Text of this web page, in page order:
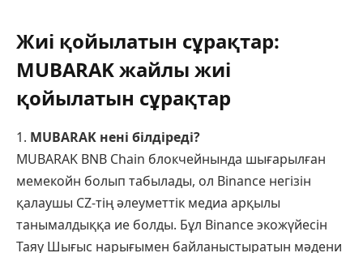
Жиі қойылатын сұрақтар:
MUBARAK жайлы жиі
қойылатын сұрақтар
1. MUBARAK нені білдіреді?
MUBARAK BNB Chain блокчейнында шығарылған
мемекойн болып табылады, ол Binance негізін
қалаушы CZ-тің әлеуметтік медиа арқылы
танымалдыққа ие болды. Бұл Binance экожүйесін
Таяу Шығыс нарығымен байланыстыратын мәдени